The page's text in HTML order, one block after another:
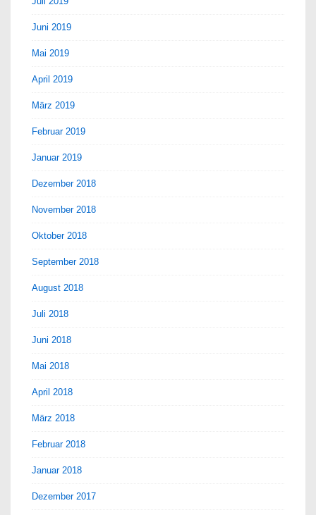
Juni 2019
Mai 2019
April 2019
März 2019
Februar 2019
Januar 2019
Dezember 2018
November 2018
Oktober 2018
September 2018
August 2018
Juli 2018
Juni 2018
Mai 2018
April 2018
März 2018
Februar 2018
Januar 2018
Dezember 2017